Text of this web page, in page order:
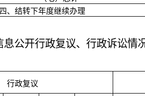
四、结转下年度继续办理
息公开行政复议、行政诉讼情
行政复议